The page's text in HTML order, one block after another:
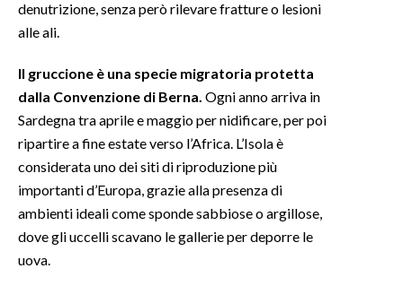
INFO AZIENDE
ABBONATI
PUBBLICITÀ
SPIAGGE
STORE
denutrizione, senza però rilevare fratture o lesioni
alle ali.
Il gruccione è una specie migratoria protetta
dalla Convenzione di Berna. Ogni anno arriva in
Sardegna tra aprile e maggio per nidificare, per poi
ripartire a fine estate verso l’Africa. L’Isola è
considerata uno dei siti di riproduzione più
importanti d’Europa, grazie alla presenza di
ambienti ideali come sponde sabbiose o argillose,
dove gli uccelli scavano le gallerie per deporre le
uova.